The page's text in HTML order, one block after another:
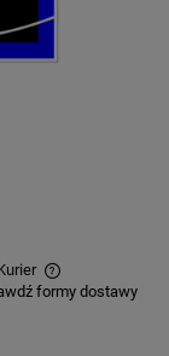
formy dostawy